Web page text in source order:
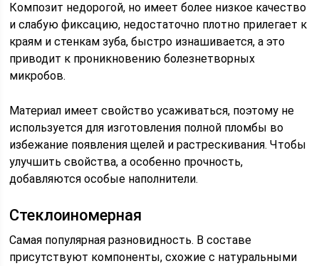
Композит недорогой, но имеет более низкое качество
и слабую фиксацию, недостаточно плотно прилегает к
краям и стенкам зуба, быстро изнашивается, а это
приводит к проникновению болезнетворных
микробов.
Материал имеет свойство усаживаться, поэтому не
используется для изготовления полной пломбы во
избежание появления щелей и растрескивания. Чтобы
улучшить свойства, а особенно прочность,
добавляются особые наполнители.
Стеклоиномерная
Самая популярная разновидность. В составе
присутствуют компоненты, схожие с натуральными